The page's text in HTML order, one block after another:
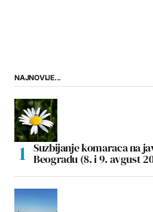
NAJNOVIJE...
Suzbijanje komaraca na
Beogradu (8. i 9. avgust